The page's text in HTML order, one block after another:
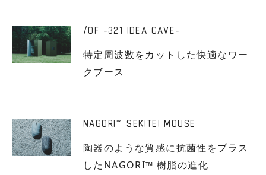
/OF -321 IDEA CAVE-
特定周波数をカットした快適なワー
クブース
NAGORI™ SEKITEI MOUSE
陶器のような質感に抗菌性をプラス
したNAGORI™ 樹脂の進化